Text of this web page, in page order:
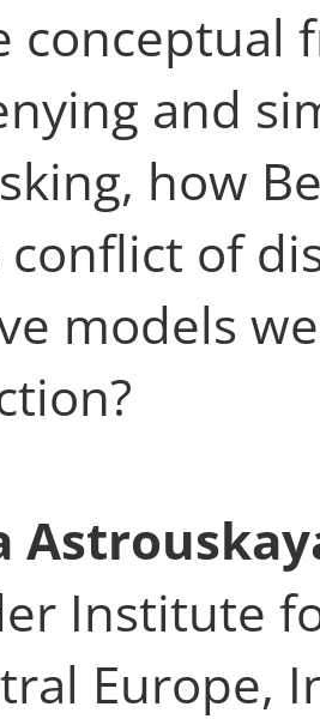
conceptual
and
how
of
models
Institute
Europe,